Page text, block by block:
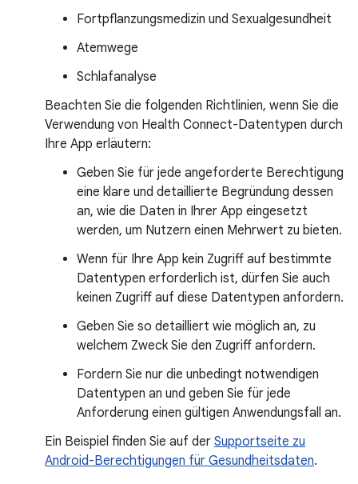
Fortpflanzungsmedizin und Sexualgesundheit
Atemwege
Schlafanalyse
Beachten Sie die folgenden Richtlinien, wenn Sie die
Verwendung von Health Connect-Datentypen durch
Ihre App erläutern:
Geben Sie für jede angeforderte Berechtigung
eine klare und detaillierte Begründung dessen
an, wie die Daten in Ihrer App eingesetzt
werden, um Nutzern einen Mehrwert zu bieten.
Wenn für Ihre App kein Zugriff auf bestimmte
Datentypen erforderlich ist, dürfen Sie auch
keinen Zugriff auf diese Datentypen anfordern.
Geben Sie so detailliert wie möglich an, zu
welchem Zweck Sie den Zugriff anfordern.
Fordern Sie nur die unbedingt notwendigen
Datentypen an und geben Sie für jede
Anforderung einen gültigen Anwendungsfall an.
Ein Beispiel finden Sie auf der Supportseite zu
Android-Berechtigungen für Gesundheitsdaten.